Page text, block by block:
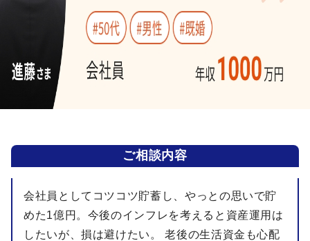
ご相談内容
会社員としてコツコツ貯蓄し、やっとの思いで貯
めた1億円。今後のインフレを考えると資産運用は
したいが、損は避けたい。 老後の生活資金も心配